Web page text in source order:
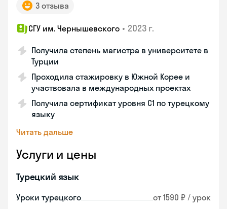
3 отзыва
СГУ им. Чернышевского • 2023 г.
Получила степень магистра в университете в
Турции
Проходила стажировку в Южной Корее и
участвовала в международных проектах
Получила сертификат уровня C1 по турецкому
языку
Читать дальше
Услуги и цены
Турецкий язык
Уроки турецкого от 1590 ₽ / урок